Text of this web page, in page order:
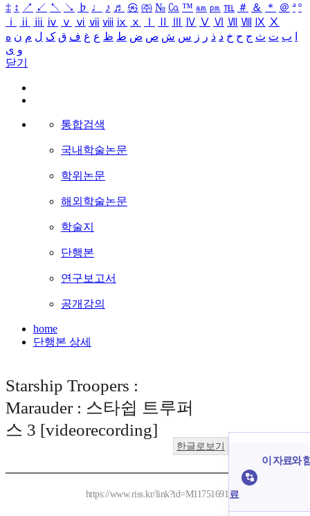
‡ ↕ ↗ ↙ ↖ ↘ ♭ ♩ ♪ ♬ ㉿ ㈜ № ㏇ ™ ㏂ ㏘ ℡ ＃ ＆ ＊ ＠ ª º
ⅰ
ⅱ ⅲ ⅳ ⅴ ⅵ ⅶ ⅷ ⅸ ⅹ Ⅳ Ⅴ Ⅵ Ⅶ Ⅷ Ⅸ Ⅹ
ب ت ث ج ح خ د ذ ر ز س ش ص ض ط ظ ع غ ف ق ک ل م ن ه
و ی
닫기
통합검색
국내학술논문
학위논문
해외학술논문
학술지
단행본
연구보고서
공개강의
home
단행본 상세
Starship Troopers :
Marauder : 스타쉽 트루퍼
스 3 [videorecording]
한글로보기
https://www.riss.kr/link?id=M11751691
이 자료와
료